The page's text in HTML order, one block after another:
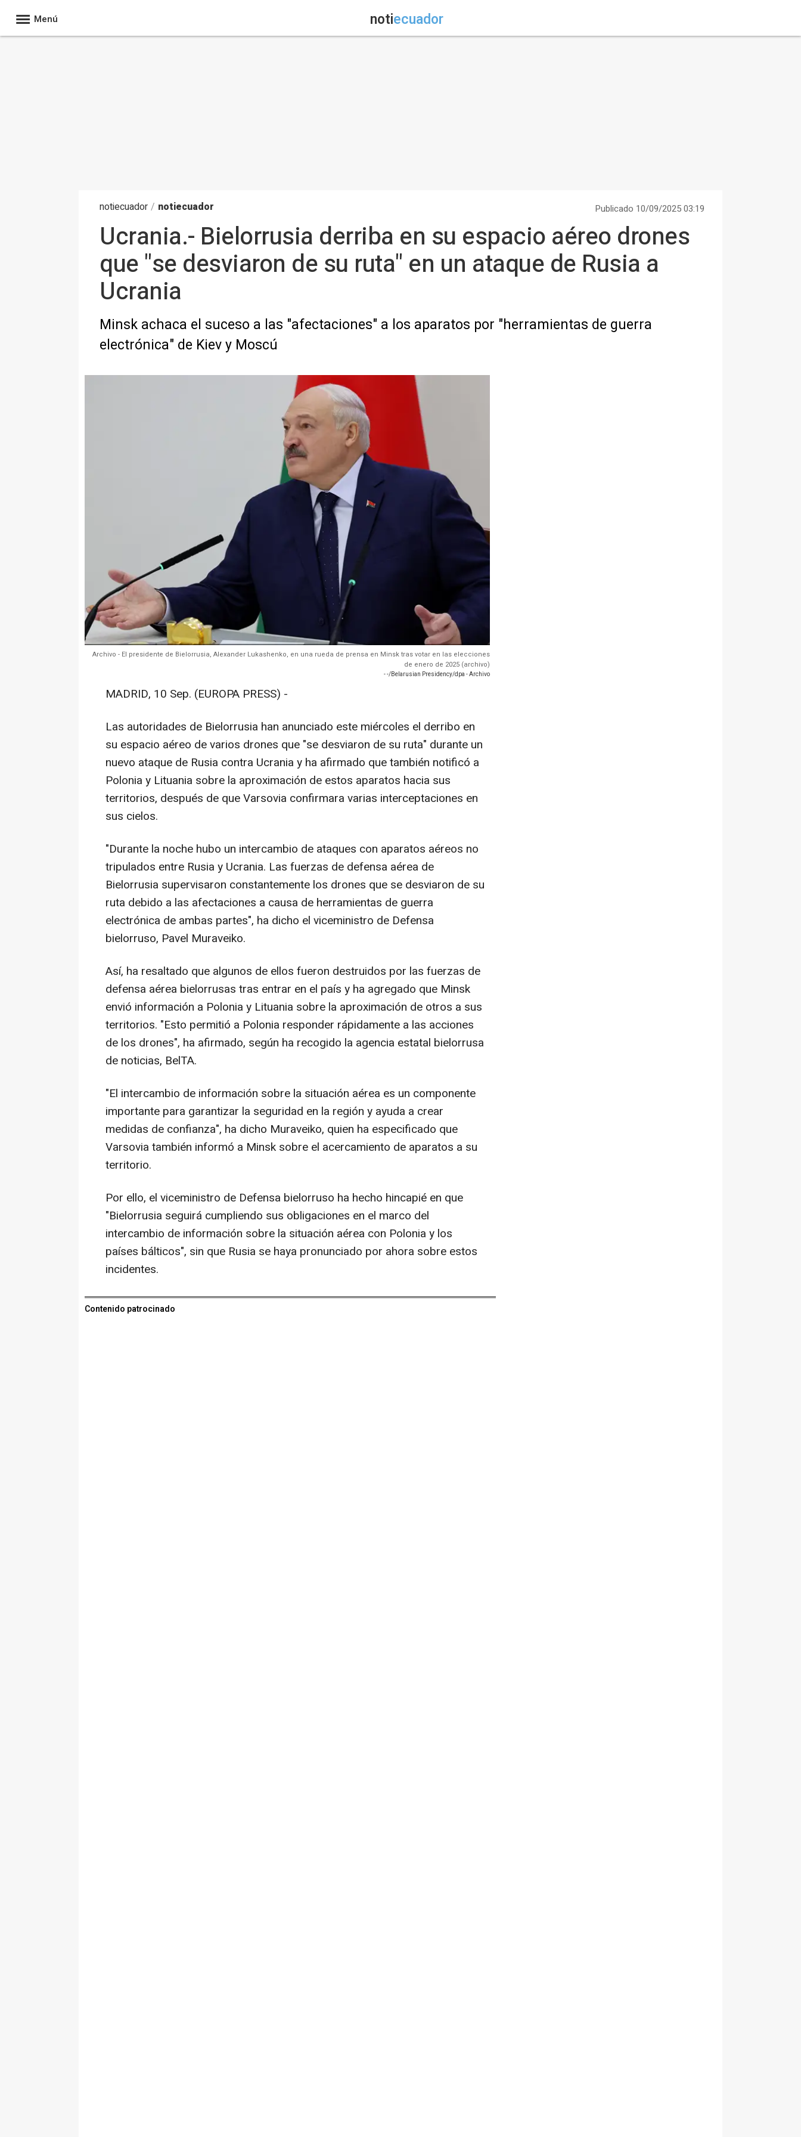
Menú notiecuador
notiecuador / notiecuador Publicado 10/09/2025 03:19
Ucrania.- Bielorrusia derriba en su espacio aéreo drones
que "se desviaron de su ruta" en un ataque de Rusia a
Ucrania
Minsk achaca el suceso a las "afectaciones" a los aparatos por "herramientas de guerra
electrónica" de Kiev y Moscú
Archivo - El presidente de Bielorrusia, Alexander Lukashenko, en una rueda de prensa en Minsk tras votar en las elecciones
de enero de 2025 (archivo)
- -/Belarusian Presidency/dpa - Archivo
MADRID, 10 Sep. (EUROPA PRESS) -
Las autoridades de Bielorrusia han anunciado este miércoles el derribo en
su espacio aéreo de varios drones que "se desviaron de su ruta" durante un
nuevo ataque de Rusia contra Ucrania y ha afirmado que también notificó a
Polonia y Lituania sobre la aproximación de estos aparatos hacia sus
territorios, después de que Varsovia confirmara varias interceptaciones en
sus cielos.
"Durante la noche hubo un intercambio de ataques con aparatos aéreos no
tripulados entre Rusia y Ucrania. Las fuerzas de defensa aérea de
Bielorrusia supervisaron constantemente los drones que se desviaron de su
ruta debido a las afectaciones a causa de herramientas de guerra
electrónica de ambas partes", ha dicho el viceministro de Defensa
bielorruso, Pavel Muraveiko.
Así, ha resaltado que algunos de ellos fueron destruidos por las fuerzas de
defensa aérea bielorrusas tras entrar en el país y ha agregado que Minsk
envió información a Polonia y Lituania sobre la aproximación de otros a sus
territorios. "Esto permitió a Polonia responder rápidamente a las acciones
de los drones", ha afirmado, según ha recogido la agencia estatal bielorrusa
de noticias, BelTA.
"El intercambio de información sobre la situación aérea es un componente
importante para garantizar la seguridad en la región y ayuda a crear
medidas de confianza", ha dicho Muraveiko, quien ha especificado que
Varsovia también informó a Minsk sobre el acercamiento de aparatos a su
territorio.
Por ello, el viceministro de Defensa bielorruso ha hecho hincapié en que
"Bielorrusia seguirá cumpliendo sus obligaciones en el marco del
intercambio de información sobre la situación aérea con Polonia y los
países bálticos", sin que Rusia se haya pronunciado por ahora sobre estos
incidentes.
Contenido patrocinado